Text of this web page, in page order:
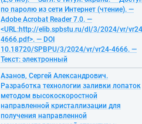
по паролю из сети Интернет (чтение). —
Adobe Acrobat Reader 7.0. —
<URL:http://elib.spbstu.ru/dl/3/2024/vr/
4666.pdf>. — DOI
10.18720/SPBPU/3/2024/vr/vr24-4666. —
Текст: электронный
Азанов, Сергей Александрович.
Разработка технологии заливки лопаток
методом высокоскоростной
направленной кристаллизации для
получения направленной